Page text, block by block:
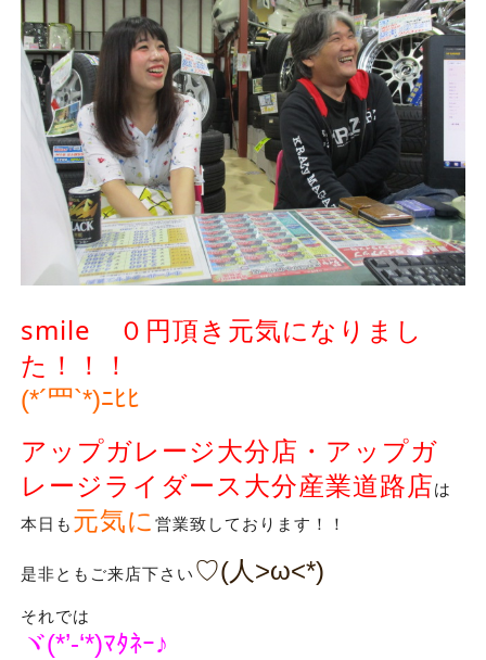
smile ０円頂き元気になりまし
た！！！
(*´罒`*)ﾆﾋﾋ
アップガレージ大分店・アップガ
レージライダース大分産業道路店は
本日も 元気に 営業致しております！！
是非ともご来店下さい ♡(人>ω<*)
それでは
ヾ(*’-‘*)ﾏﾀﾈｰ♪